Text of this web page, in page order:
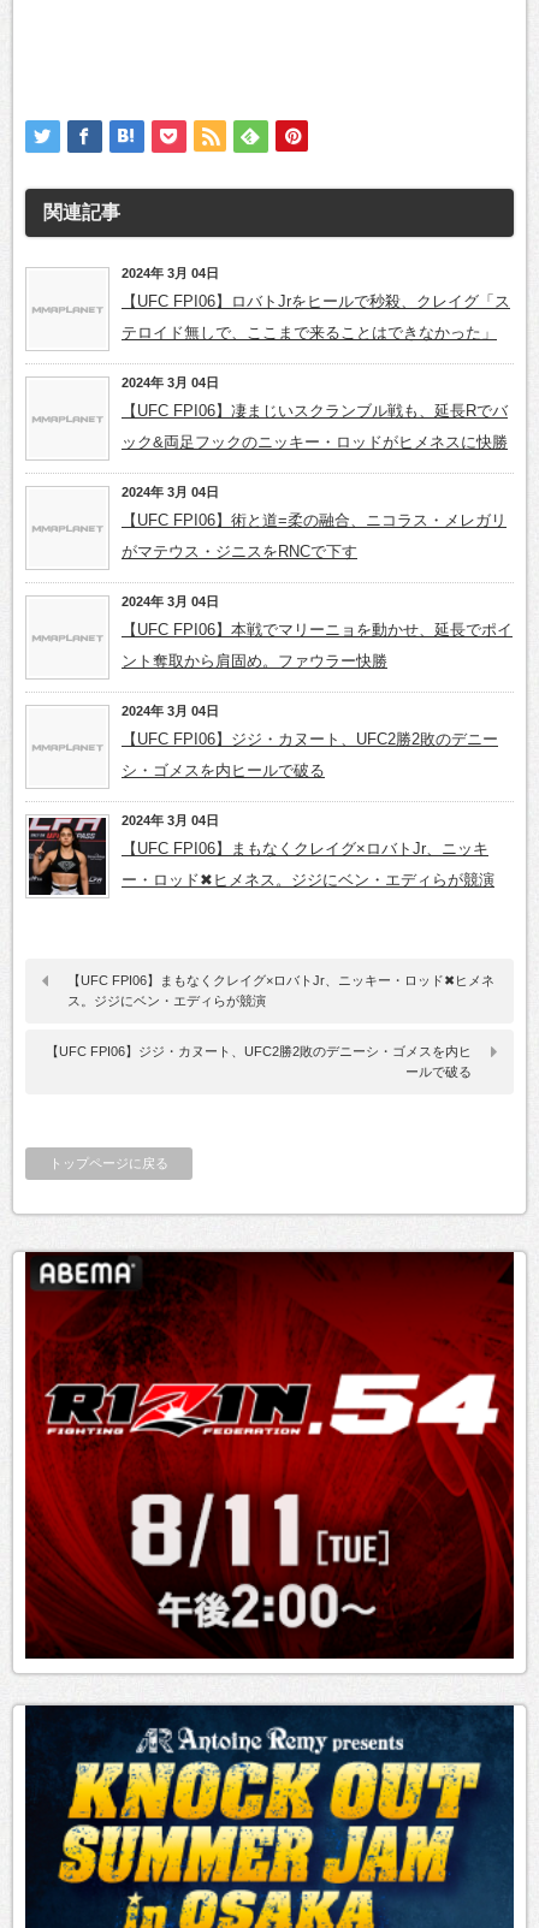
関連記事
2024年 3月 04日
【UFC FPI06】ロバトJrをヒールで秒殺、クレイグ「ス
テロイド無しで、ここまで来ることはできなかった」
2024年 3月 04日
【UFC FPI06】凄まじいスクランブル戦も、延長Rでバ
ック&両足フックのニッキー・ロッドがヒメネスに快勝
2024年 3月 04日
【UFC FPI06】術と道=柔の融合、ニコラス・メレガリ
がマテウス・ジニスをRNCで下す
2024年 3月 04日
【UFC FPI06】本戦でマリーニョを動かせ、延長でポイ
ント奪取から肩固め。ファウラー快勝
2024年 3月 04日
【UFC FPI06】ジジ・カヌート、UFC2勝2敗のデニー
シ・ゴメスを内ヒールで破る
2024年 3月 04日
【UFC FPI06】まもなくクレイグ×ロバトJr、ニッキ
ー・ロッド✖ヒメネス。ジジにベン・エディらが競演
【UFC FPI06】まもなくクレイグ×ロバトJr、ニッキー・ロッド✖ヒメネ
ス。ジジにベン・エディらが競演
【UFC FPI06】ジジ・カヌート、UFC2勝2敗のデニーシ・ゴメスを内ヒ
ールで破る
トップページに戻る